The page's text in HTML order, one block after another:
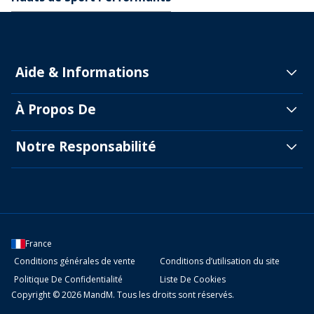
Aide & Informations
À Propos De
Notre Responsabilité
France
Conditions générales de vente
Conditions d’utilisation du site
Politique De Confidentialité
Liste De Cookies
Copyright © 2026 MandM. Tous les droits sont réservés.